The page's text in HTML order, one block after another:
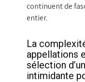
continuent de
entier.
La
appellations
sélection
intimidante